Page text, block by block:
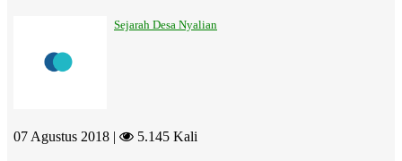
Sejarah Desa Nyalian
07 Agustus 2018 | 5.145 Kali